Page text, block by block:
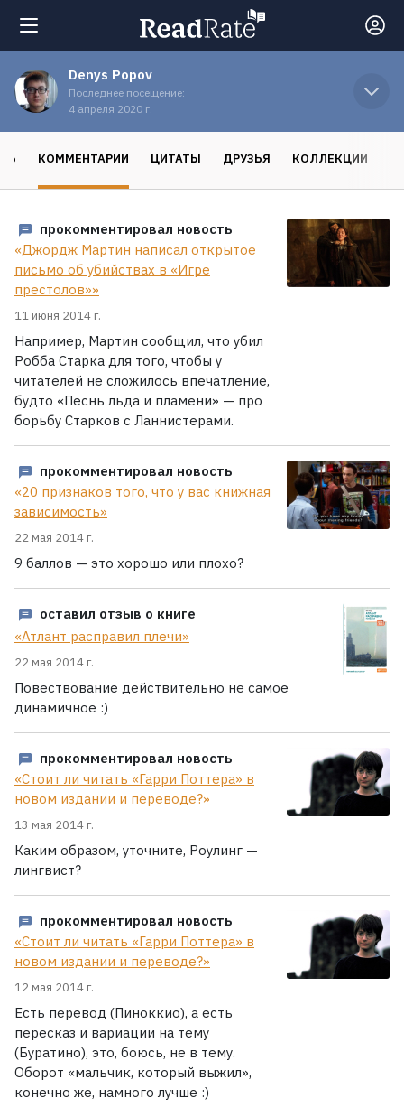
Поиск
Книги
Экранизации
Коллекции
Denys Popov
Последнее посещение:
4 апреля 2020 г.
КОММЕНТАРИИ ЦИТАТЫ ДРУЗЬЯ КОЛЛЕКЦИИ
прокомментировал новость
«Джордж Мартин написал открытое
письмо об убийствах в «Игре
престолов»»
11 июня 2014 г.
Например, Мартин сообщил, что убил
Робба Старка для того, чтобы у
читателей не сложилось впечатление,
будто «Песнь льда и пламени» — про
борьбу Старков с Ланнистерами.
прокомментировал новость
«20 признаков того, что у вас книжная
зависимость»
22 мая 2014 г.
9 баллов — это хорошо или плохо?
оставил отзыв о книге
«Атлант расправил плечи»
22 мая 2014 г.
Повествование действительно не самое
динамичное :)
прокомментировал новость
«Стоит ли читать «Гарри Поттера» в
новом издании и переводе?»
13 мая 2014 г.
Каким образом, уточните, Роулинг —
лингвист?
прокомментировал новость
«Стоит ли читать «Гарри Поттера» в
новом издании и переводе?»
12 мая 2014 г.
Есть перевод (Пиноккио), а есть
пересказ и вариации на тему
(Буратино), это, боюсь, не в тему.
Оборот «мальчик, который выжил»,
конечно же, намного лучше :)